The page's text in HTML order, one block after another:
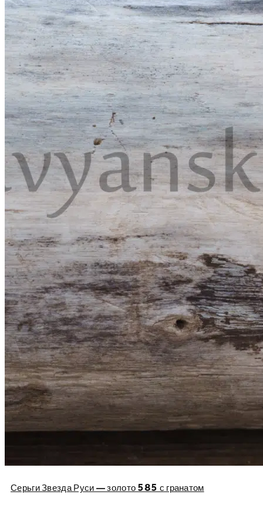
Серьги Звезда Руси — золото 585 с гранатом